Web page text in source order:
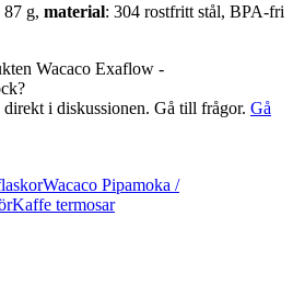
87 g, material: 304 rostfritt stål, BPA-fri
Wacaco Exaflow -
i diskussionen. Gå till frågor. Gå
Wacaco Pipamoka /
Kaffe termosar